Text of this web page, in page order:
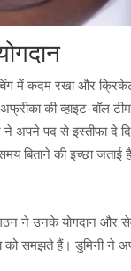
में कदम रखा और क्रिकेट
की व्हाइट-बॉल
अपने पद से इस्तीफा दे
बिताने की इच्छा जताई
ने उनके योगदान और
समझते हैं। डुमिनी ने